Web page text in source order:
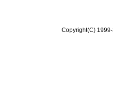
Copyright(C)